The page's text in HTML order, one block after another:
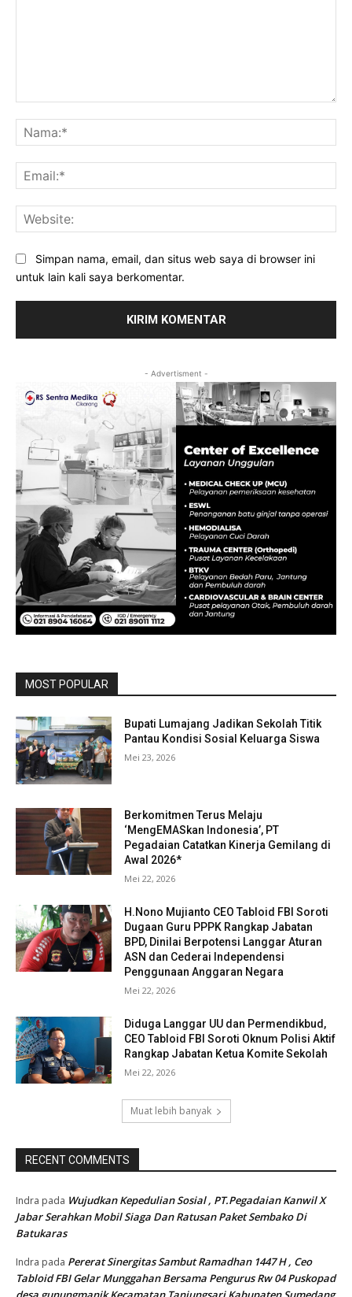
Simpan nama, email, dan situs web saya di browser ini
untuk lain kali saya berkomentar.
- Advertisment -
MOST POPULAR
Bupati Lumajang Jadikan Sekolah Titik
Pantau Kondisi Sosial Keluarga Siswa
Mei 23, 2026
Berkomitmen Terus Melaju
‘MengEMASkan Indonesia’, PT
Pegadaian Catatkan Kinerja Gemilang di
Awal 2026*
Mei 22, 2026
H.Nono Mujianto CEO Tabloid FBI Soroti
Dugaan Guru PPPK Rangkap Jabatan
BPD, Dinilai Berpotensi Langgar Aturan
ASN dan Cederai Independensi
Penggunaan Anggaran Negara
Mei 22, 2026
Diduga Langgar UU dan Permendikbud,
CEO Tabloid FBI Soroti Oknum Polisi Aktif
Rangkap Jabatan Ketua Komite Sekolah
Mei 22, 2026
Muat lebih banyak
RECENT COMMENTS
Indra pada Wujudkan Kepedulian Sosial , PT.Pegadaian Kanwil X
Jabar Serahkan Mobil Siaga Dan Ratusan Paket Sembako Di
Batukaras
Indra pada Pererat Sinergitas Sambut Ramadhan 1447 H , Ceo
Tabloid FBI Gelar Munggahan Bersama Pengurus Rw 04 Puskopad